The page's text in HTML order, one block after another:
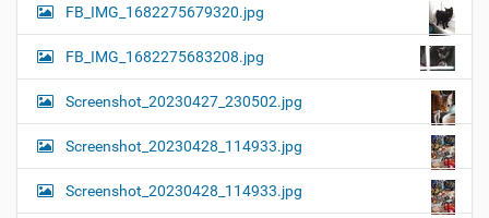
FB_IMG_1682275679320.jpg
FB_IMG_1682275683208.jpg
Screenshot_20230427_230502.jpg
Screenshot_20230428_114933.jpg
Screenshot_20230428_114933.jpg